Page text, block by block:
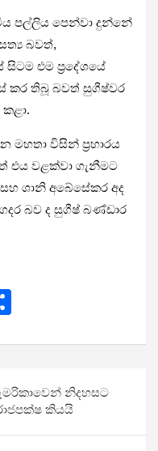
පල්ලිය පෙන්වා දුන්නේ
බවත්,
සිටම එම ප්‍රදේශයේ
කර තිබූ බවත් සුගීෂ්වර
මහතා විසින් ප්‍රහාරය
එය වළක්වා ගැනීමට
ශානි අබේසේකර අද
බව ද සුගීෂ් බණ්ඩාර
ar
e
නිදහසට
කියයි